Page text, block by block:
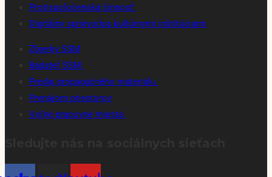
Protispoločenská činnosť
Digitálny sprievodca kultúrnymi inštitúciami
Zbierky SSM
Bádateľ SSM
Predaj propagačného materiálu
Prenájom priestorov
Voľné pracovné miesta